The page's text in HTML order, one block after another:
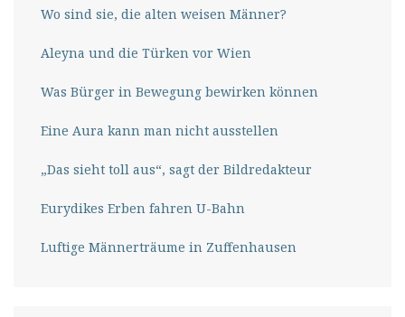
Wo sind sie, die alten weisen Männer?
Aleyna und die Türken vor Wien
Was Bürger in Bewegung bewirken können
Eine Aura kann man nicht ausstellen
„Das sieht toll aus“, sagt der Bildredakteur
Eurydikes Erben fahren U-Bahn
Luftige Männerträume in Zuffenhausen